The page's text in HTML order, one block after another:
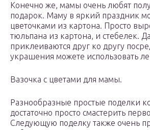
Конечно же, мамы очень любят
подарок. Маму в яркий праздник
цветочками из картона. Просто
тюльпана из картона, и стебелек.
приклеиваются друг ко другу
украшения можете использовать
Вазочка с цветами для мамы.
Разнообразные простые поделки
достаточно просто смастерить
Следующую поделку также очень